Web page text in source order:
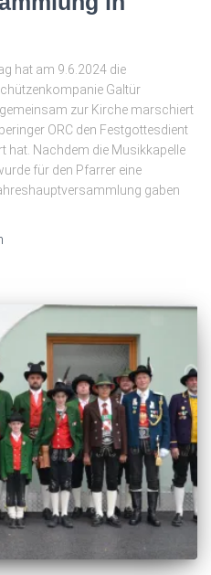
hat am 9.6.2024 die
Galtür
zur Kirche marschiert
ORC den Festgottesdient
hat. Nachdem die Musikkapelle
für den Pfarrer eine
gaben